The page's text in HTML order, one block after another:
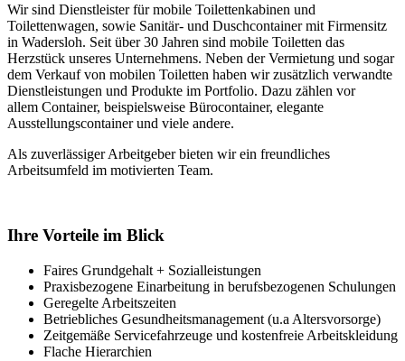
Wir sind Dienstleister für mobile Toilettenkabinen und
Toilettenwagen, sowie Sanitär- und Duschcontainer mit Firmensitz
in Wadersloh. Seit über 30 Jahren sind mobile Toiletten das
Herzstück unseres Unternehmens. Neben der Vermietung und sogar
dem Verkauf von mobilen Toiletten haben wir zusätzlich verwandte
Dienstleistungen und Produkte im Portfolio. Dazu zählen vor
allem Container, beispielsweise Bürocontainer, elegante
Ausstellungscontainer und viele andere.
Als zuverlässiger Arbeitgeber bieten wir ein freundliches
Arbeitsumfeld im motivierten Team.
Ihre Vorteile im Blick
Faires Grundgehalt + Sozialleistungen
Praxisbezogene Einarbeitung in berufsbezogenen Schulungen
Geregelte Arbeitszeiten
Betriebliches Gesundheitsmanagement (u.a Altersvorsorge)
Zeitgemäße Servicefahrzeuge und kostenfreie Arbeitskleidung
Flache Hierarchien